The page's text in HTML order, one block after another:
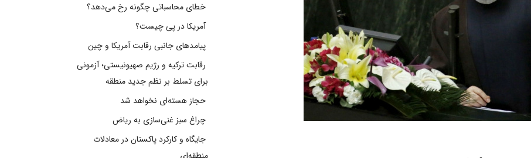
خطای محاسباتی چگونه رخ می‌دهد؟
آمریکا در پی چیست؟
پیامدهای جانبی رقابت آمریکا و چین
رقابت ترکیه و رژیم صهیونیستی؛ آزمونی
برای تسلط بر نظم جدید منطقه
حجاز هسته‌ای نخواهد شد
چراغ سبز غنی‌سازی به ریاض
جایگاه و کارکرد پاکستان در معادلات